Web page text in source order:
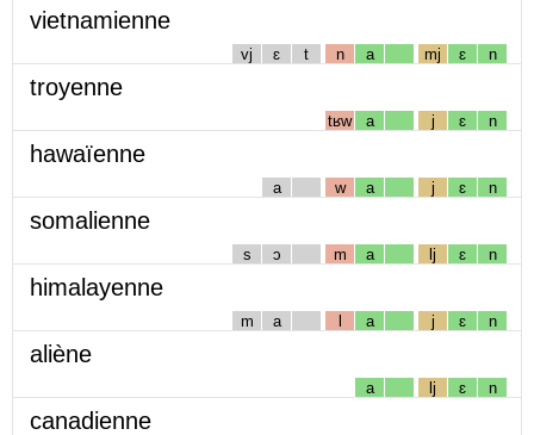
vietnamienne
vj ɛ t n a mj ɛ n
troyenne
tʁw a j ɛ n
hawaïenne
a w a j ɛ n
somalienne
s ɔ m a lj ɛ n
himalayenne
m a l a j ɛ n
aliène
a lj ɛ n
canadienne